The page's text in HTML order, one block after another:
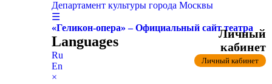
Департамент культуры города Москвы
☰
«Геликон-опера» – Официальный сайт театра
Languages
Ru
En
×
Личный
кабинет
Личный кабинет